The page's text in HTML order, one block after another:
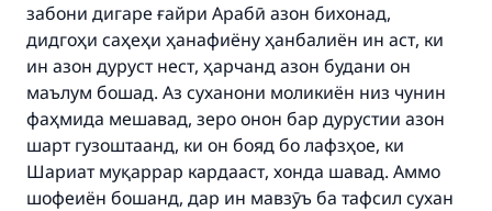
забони дигаре ғайри Арабӣ азон бихонад,
дидгоҳи саҳеҳи ҳанафиёну ҳанбалиён ин аст, ки
ин азон дуруст нест, ҳарчанд азон будани он
маълум бошад. Аз суханони моликиён низ чунин
фаҳмида мешавад, зеро онон бар дурустии азон
шарт гузоштаанд, ки он бояд бо лафзҳое, ки
Шариат муқаррар кардааст, хонда шавад. Аммо
шофеиён бошанд, дар ин мавзӯъ ба тафсил сухан